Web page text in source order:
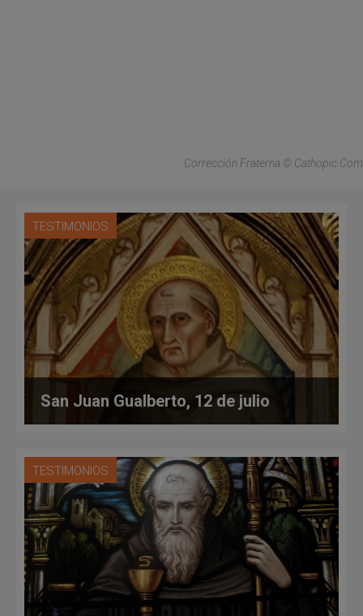
Corrección Fraterna © Cathopic.com
TESTIMONIOS
San Juan Gualberto, 12 de julio
TESTIMONIOS